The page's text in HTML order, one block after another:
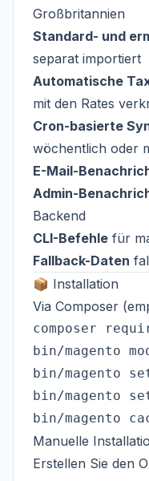
Großbritannien
Standard- und
separat importiert
Automatische
mit den Rates
Cron-basierte
wöchentlich oder
E-Mail-
Admin-
Backend
CLI-Befehle für
Fallback-Daten
📦 Installation
Via Composer
composer
bin/magento
bin/magento
bin/magento
Manuelle
Erstellen Sie den